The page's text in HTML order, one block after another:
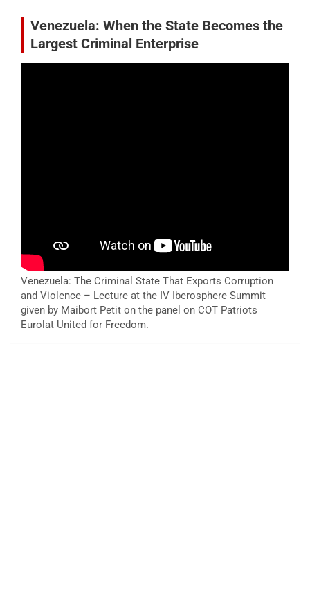
Venezuela: When the State Becomes the
Largest Criminal Enterprise
Venezuela: The Criminal State That Exports Corruption
and Violence – Lecture at the IV Iberosphere Summit
given by Maibort Petit on the panel on COT Patriots
Eurolat United for Freedom.